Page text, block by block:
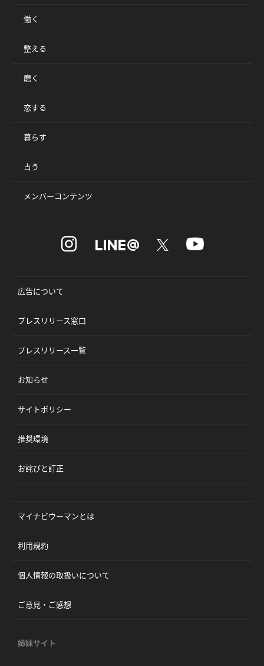
働く
整える
磨く
恋する
暮らす
占う
メンバーコンテンツ
広告について
プレスリリース窓口
プレスリリース一覧
お知らせ
サイトポリシー
推奨環境
お詫びと訂正
マイナビウーマンとは
利用規約
個人情報の取扱いについて
ご意見・ご感想
姉妹サイト